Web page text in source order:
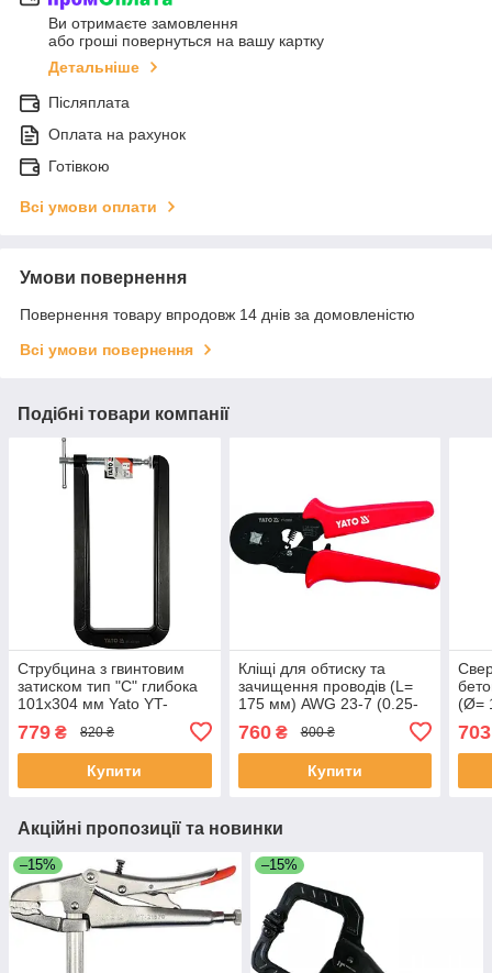
Ви отримаєте замовлення
або гроші повернуться на вашу картку
Детальніше
Післяплата
Оплата на рахунок
Готівкою
Всі умови оплати
Умови повернення
Повернення товару впродовж 14 днів за домовленістю
Всі умови повернення
Подібні товари компанії
Струбцина з гвинтовим
затиском тип "С" глибока
101х304 мм Yato YT-
779 ₴ 820 ₴
Купити
Кліщі для обтиску та
зачищення проводів (L=
175 мм) AWG 23-7 (0.25-
(Польща)
760₴ 800 ₴
Купити
(Ø=
YT-
703
Акційні пропозиції та новинки
–15% –15%